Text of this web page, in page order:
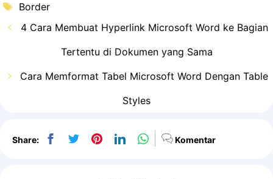
Tag
Border
4 Cara Membuat Hyperlink Microsoft Word ke Bagian
Tertentu di Dokumen yang Sama
Cara Memformat Tabel Microsoft Word Dengan Table
Styles
Share: Komentar